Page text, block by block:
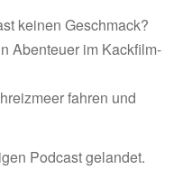
keinen Geschmack?
Abenteuer im Kackfilm-
fahren und
Podcast gelandet.